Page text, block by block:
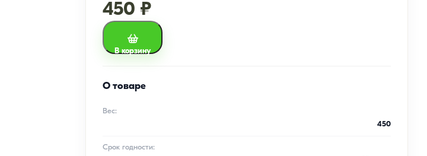
450 ₽
В корзину
О товаре
Вес:
450
Срок годности: